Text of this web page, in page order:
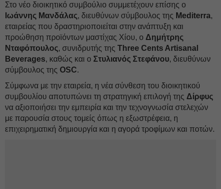
Στο νέο διοικητικό συμβούλιο συμμετέχουν επίσης ο
Ιωάννης Μανδάλας, διευθύνων σύμβουλος της Mediterra,
εταιρείας που δραστηριοποιείται στην ανάπτυξη και
προώθηση προϊόντων μαστίχας Χίου, ο Δημήτρης
Νταφόπουλος, συνιδρυτής της Three Cents Artisanal
Beverages, καθώς και ο Στυλιανός Στεφάνου, διευθύνων
σύμβουλος της OSC.
Σύμφωνα με την εταιρεία, η νέα σύνθεση του διοικητικού
συμβουλίου αποτυπώνει τη στρατηγική επιλογή της Δίρφυς
να αξιοποιήσει την εμπειρία και την τεχνογνωσία στελεχών
με παρουσία στους τομείς όπως η εξωστρέφεια, η
επιχειρηματική δημιουργία και η αγορά τροφίμων και ποτών.